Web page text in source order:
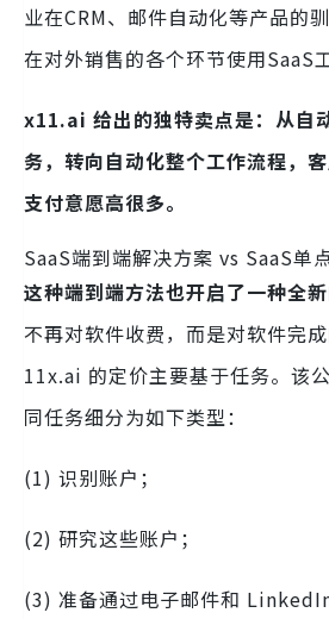
业在CRM、邮件自动化等产品的
在对外销售的各个环节使用SaaS
x11.ai 给出的独特卖点是：从自
务，转向自动化整个工作流程，
支付意愿高很多。
SaaS端到端解决方案 vs SaaS单
这种端到端方法也开启了一种全新
不再对软件收费，而是对软件完成
11x.ai 的定价主要基于任务。该
同任务细分为如下类型：
(1) 识别账户；
(2) 研究这些账户；
(3) 准备通过电子邮件和 LinkedIn